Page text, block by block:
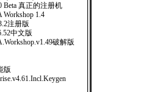
Beta 真正的注册机
Workshop 1.4
注册版
中文版
破解版
版